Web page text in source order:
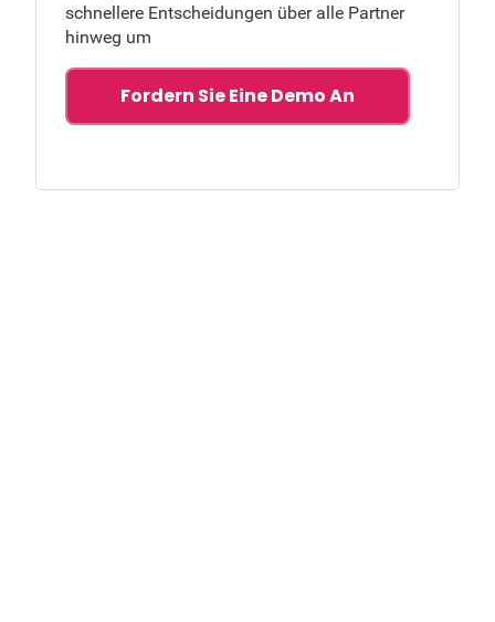
schnellere Entscheidungen über alle Partner
hinweg um
Fordern Sie Eine Demo An